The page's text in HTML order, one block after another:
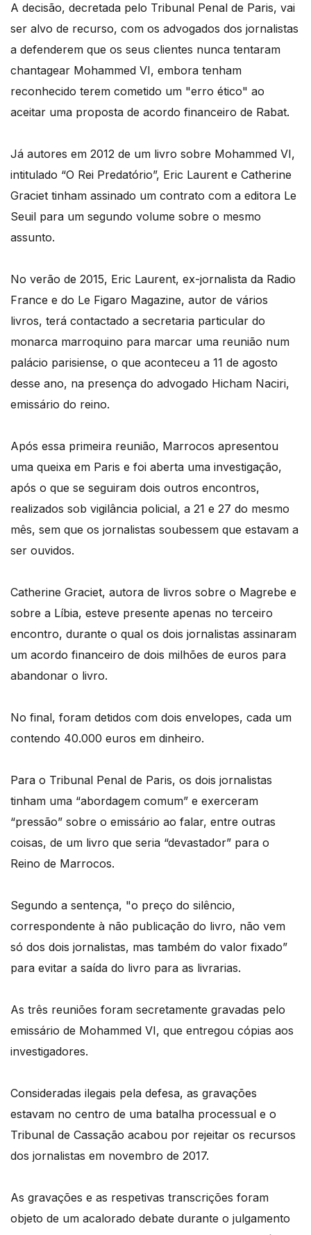
A decisão, decretada pelo Tribunal Penal de Paris, vai
ser alvo de recurso, com os advogados dos jornalistas
a defenderem que os seus clientes nunca tentaram
chantagear Mohammed VI, embora tenham
reconhecido terem cometido um "erro ético" ao
aceitar uma proposta de acordo financeiro de Rabat.
Já autores em 2012 de um livro sobre Mohammed VI,
intitulado “O Rei Predatório”, Eric Laurent e Catherine
Graciet tinham assinado um contrato com a editora Le
Seuil para um segundo volume sobre o mesmo
assunto.
No verão de 2015, Eric Laurent, ex-jornalista da Radio
France e do Le Figaro Magazine, autor de vários
livros, terá contactado a secretaria particular do
monarca marroquino para marcar uma reunião num
palácio parisiense, o que aconteceu a 11 de agosto
desse ano, na presença do advogado Hicham Naciri,
emissário do reino.
Após essa primeira reunião, Marrocos apresentou
uma queixa em Paris e foi aberta uma investigação,
após o que se seguiram dois outros encontros,
realizados sob vigilância policial, a 21 e 27 do mesmo
mês, sem que os jornalistas soubessem que estavam a
ser ouvidos.
Catherine Graciet, autora de livros sobre o Magrebe e
sobre a Líbia, esteve presente apenas no terceiro
encontro, durante o qual os dois jornalistas assinaram
um acordo financeiro de dois milhões de euros para
abandonar o livro.
No final, foram detidos com dois envelopes, cada um
contendo 40.000 euros em dinheiro.
Para o Tribunal Penal de Paris, os dois jornalistas
tinham uma “abordagem comum” e exerceram
“pressão” sobre o emissário ao falar, entre outras
coisas, de um livro que seria “devastador” para o
Reino de Marrocos.
Segundo a sentença, "o preço do silêncio,
correspondente à não publicação do livro, não vem
só dos dois jornalistas, mas também do valor fixado”
para evitar a saída do livro para as livrarias.
As três reuniões foram secretamente gravadas pelo
emissário de Mohammed VI, que entregou cópias aos
investigadores.
Consideradas ilegais pela defesa, as gravações
estavam no centro de uma batalha processual e o
Tribunal de Cassação acabou por rejeitar os recursos
dos jornalistas em novembro de 2017.
As gravações e as respetivas transcrições foram
objeto de um acalorado debate durante o julgamento